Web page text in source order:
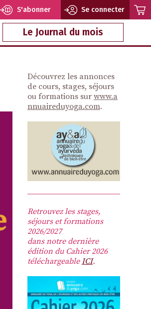
S'abonner Se connecter
Le Journal du mois
Découvrez les annonces
de cours, stages, séjours
ou formations sur www.a
nnuaireduyoga.com.
Retrouvez les stages,
séjours et formations
2026/2027
dans notre dernière
édition du Cahier 2026
téléchargeableICI.